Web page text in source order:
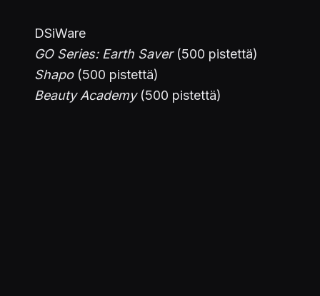
DSiWare
GO Series: Earth Saver(500 pistettä)
Shapo(500 pistettä)
Beauty Academy(500 pistettä)